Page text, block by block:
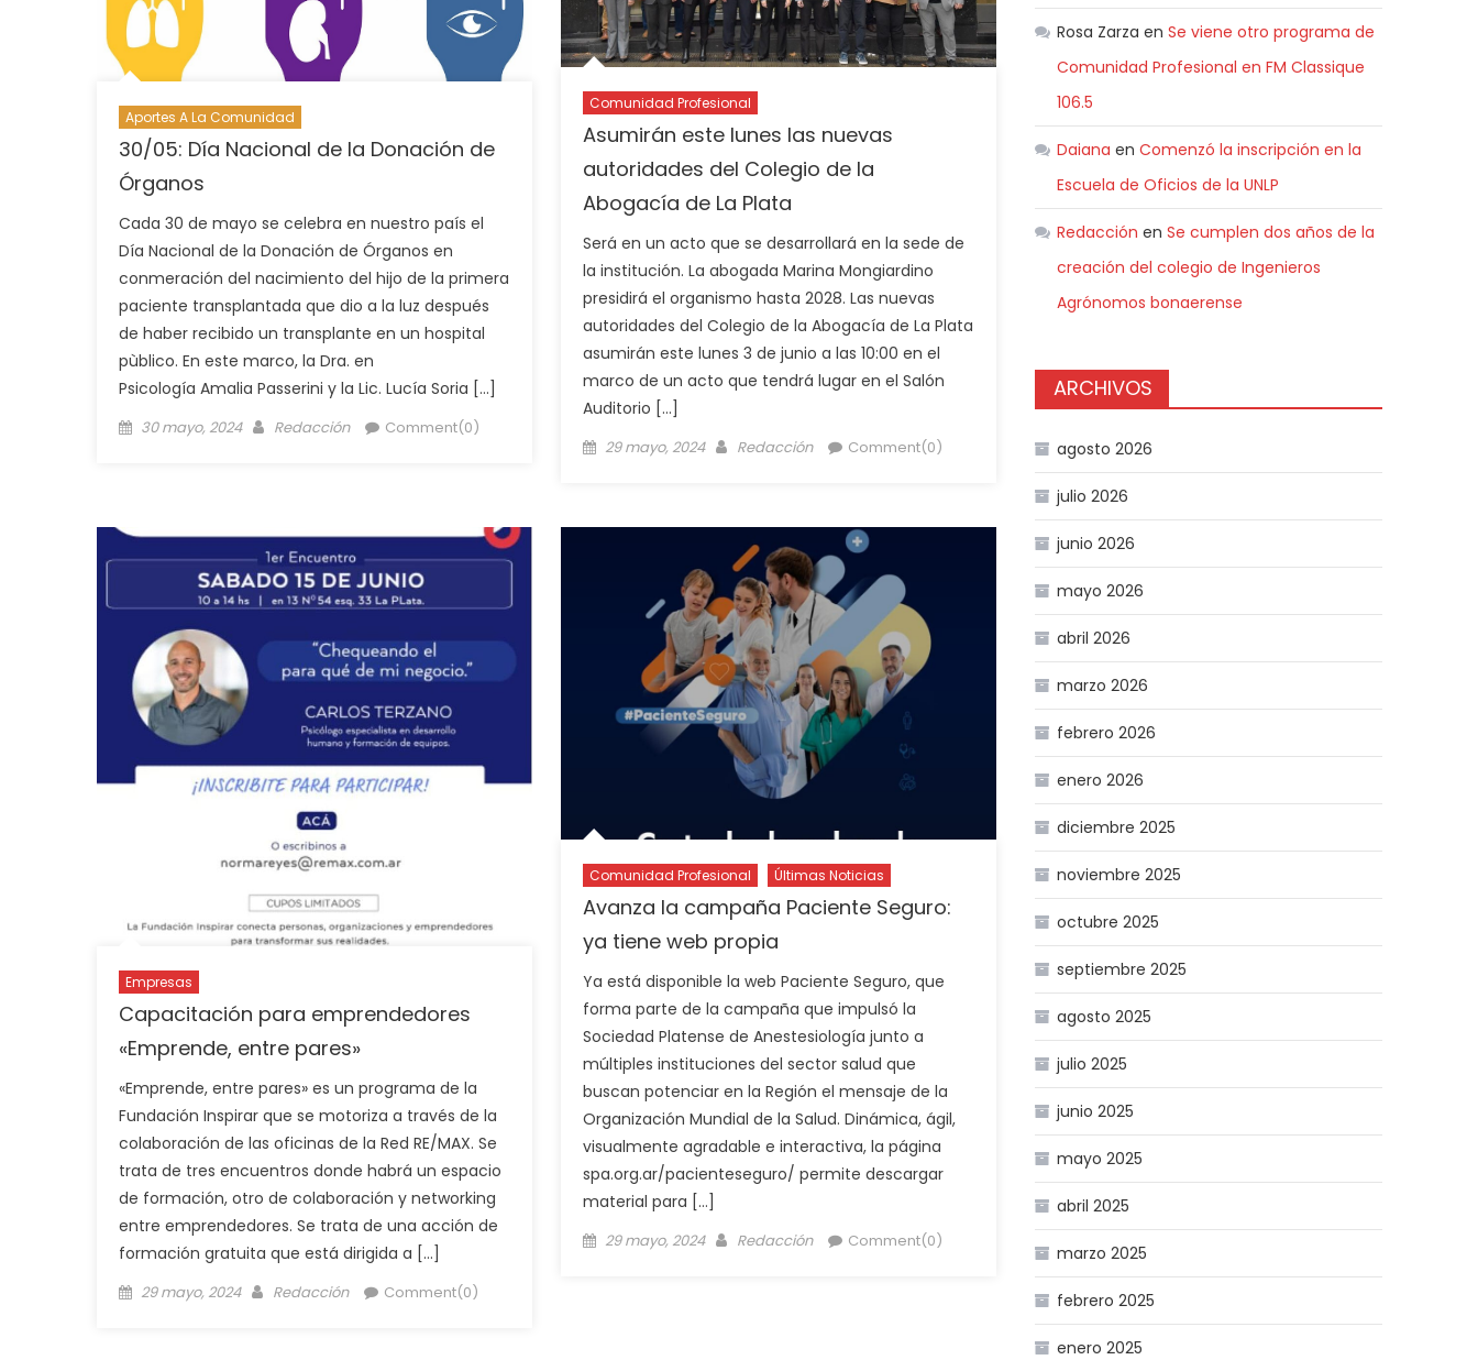
Aportes A La Comunidad
30/05: Día Nacional de la Donación de
Órganos
Cada 30 de mayo se celebra en nuestro país el
Día Nacional de la Donación de Órganos en
conmeración del nacimiento del hijo de la primera
paciente transplantada que dio a la luz después
de haber recibido un transplante en un hospital
pùblico. En este marco, la Dra. en
Psicología Amalia Passerini y la Lic. Lucía Soria […]
30 mayo, 2024 Redacción Comment(0)
Comunidad Profesional
Asumirán este lunes las nuevas
autoridades del Colegio de la
Abogacía de La Plata
Será en un acto que se desarrollará en la sede de
la institución. La abogada Marina Mongiardino
presidirá el organismo hasta 2028. Las nuevas
autoridades del Colegio de la Abogacía de La Plata
asumirán este lunes 3 de junio a las 10:00 en el
marco de un acto que tendrá lugar en el Salón
Auditorio […]
29 mayo, 2024 Redacción Comment(0)
Empresas
Capacitación para emprendedores
«Emprende, entre pares»
«Emprende, entre pares» es un programa de la
Fundación Inspirar que se motoriza a través de la
colaboración de las oficinas de la Red RE/MAX. Se
trata de tres encuentros donde habrá un espacio
de formación, otro de colaboración y networking
entre emprendedores. Se trata de una acción de
formación gratuita que está dirigida a […]
29 mayo, 2024 Redacción Comment(0)
Comunidad Profesional Últimas Noticias
Avanza la campaña Paciente Seguro:
ya tiene web propia
Ya está disponible la web Paciente Seguro, que
forma parte de la campaña que impulsó la
Sociedad Platense de Anestesiología junto a
múltiples instituciones del sector salud que
buscan potenciar en la Región el mensaje de la
Organización Mundial de la Salud. Dinámica, ágil,
visualmente agradable e interactiva, la página
spa.org.ar/pacienteseguro/ permite descargar
material para […]
29 mayo, 2024 Redacción Comment(0)
Rosa Zarza enSe viene otro programa de
Comunidad Profesional en FM Classique
106.5
Daiana enComenzó la inscripción en la
Escuela de Oficios de la UNLP
Redacción enSe cumplen dos años de la
creación del colegio de Ingenieros
Agrónomos bonaerense
ARCHIVOS
agosto 2026
julio 2026
junio 2026
mayo 2026
abril 2026
marzo 2026
febrero 2026
enero 2026
diciembre 2025
noviembre 2025
octubre 2025
septiembre 2025
agosto 2025
julio 2025
junio 2025
mayo 2025
abril 2025
marzo 2025
febrero 2025
enero 2025